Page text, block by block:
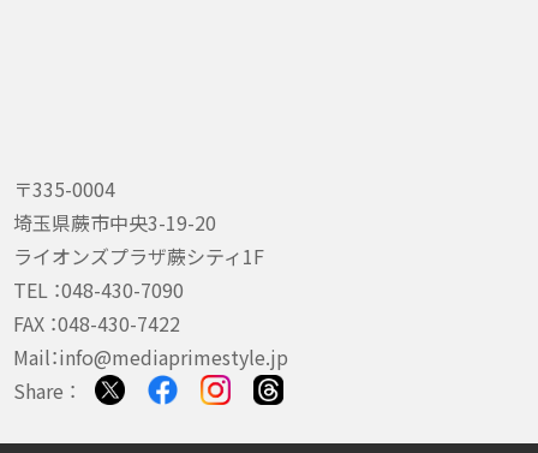
〒335-0004
埼玉県蕨市中央3-19-20
ライオンズプラザ蕨シティ1F
TEL ：048-430-7090
FAX ：048-430-7422
Mail：info@mediaprimestyle.jp
Share ：